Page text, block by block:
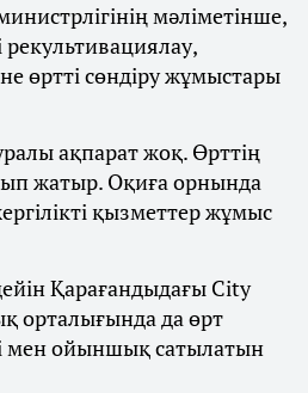
мәліметінше,
өртті сөндіру жұмыстары
ақпарат жоқ. Өрттің
жатыр. Оқиға орнында
қызметтер жұмыс
Қарағандыдағы City
орталығында да өрт
мен ойыншық сатылатын